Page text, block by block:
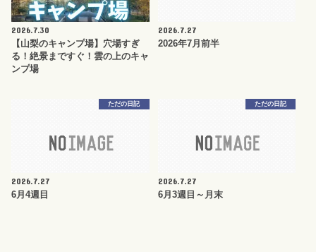
2026.7.30
【山梨のキャンプ場】穴場すぎ
る！絶景まですぐ！雲の上のキャ
ンプ場
2026.7.27
2026年7月前半
ただの日記
2026.7.27
6月4週目
ただの日記
2026.7.27
6月3週目～月末